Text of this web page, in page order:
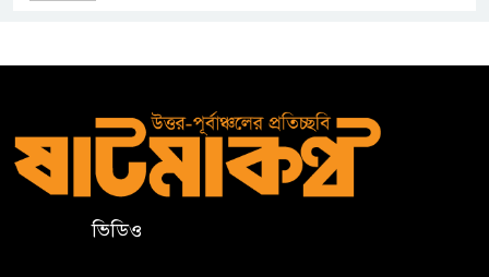
বিদ্যালয়ের অর্ধবার্ষিক পরীক্ষার
২০ আগস্ট রাষ্ট্রপতি নির্বাচন,
ভিডিও